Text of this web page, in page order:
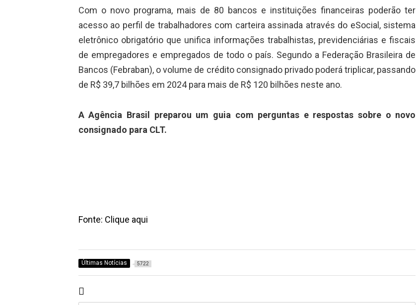
Com o novo programa, mais de 80 bancos e instituições financeiras poderão ter
acesso ao perfil de trabalhadores com carteira assinada através do eSocial, sistema
eletrônico obrigatório que unifica informações trabalhistas, previdenciárias e fiscais
de empregadores e empregados de todo o país. Segundo a Federação Brasileira de
Bancos (Febraban), o volume de crédito consignado privado poderá triplicar, passando
de R$ 39,7 bilhões em 2024 para mais de R$ 120 bilhões neste ano.
A Agência Brasil preparou um guia com perguntas e respostas sobre o novo
consignado para CLT.
Fonte: Clique aqui
Últimas Notícias 5722